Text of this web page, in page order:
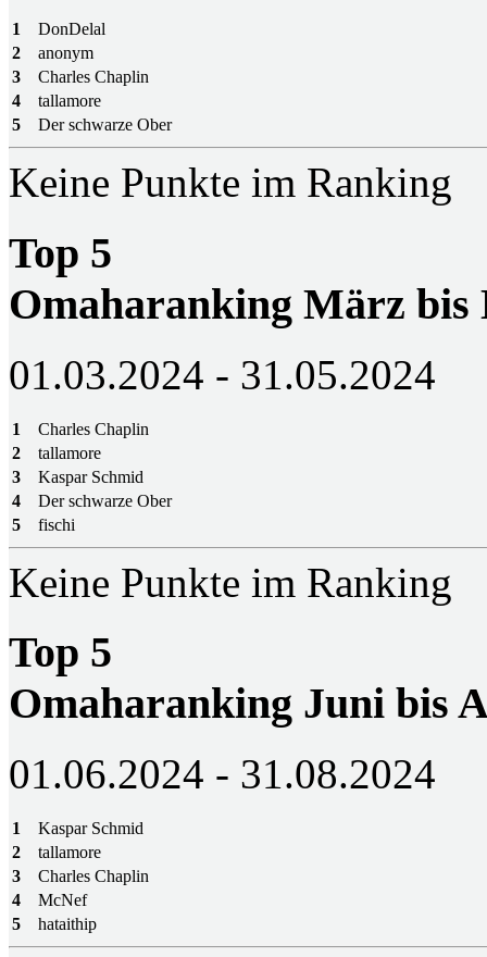
1
DonDelal
2
anonym
3
Charles Chaplin
4
tallamore
5
Der schwarze Ober
Keine Punkte im Ranking
Top 5
Omaharanking März bis
01.03.2024 - 31.05.2024
1
Charles Chaplin
2
tallamore
3
Kaspar Schmid
4
Der schwarze Ober
5
fischi
Keine Punkte im Ranking
Top 5
Omaharanking Juni bis
01.06.2024 - 31.08.2024
1
Kaspar Schmid
2
tallamore
3
Charles Chaplin
4
McNef
5
hataithip